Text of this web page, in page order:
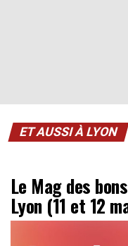
ET AUSSI À LYON
Le Mag des
Lyon (11 et 12